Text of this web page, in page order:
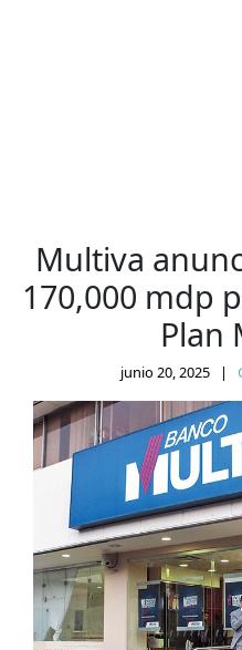
Multiva
170,000 mdp
Plan
junio 20, 2025 |